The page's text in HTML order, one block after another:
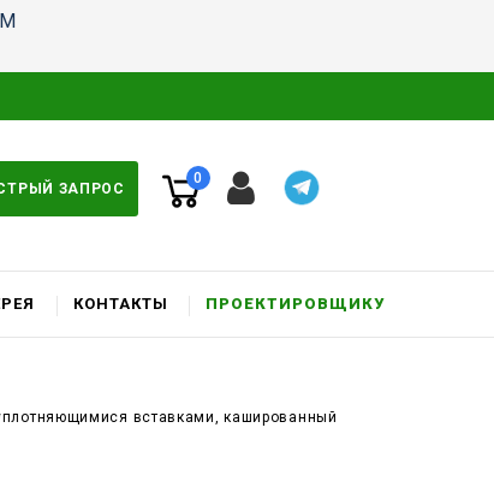
ЗАПРОС
0
КОНТАКТЫ ПРОЕКТИРОВЩИКУ
вставками, кашированный